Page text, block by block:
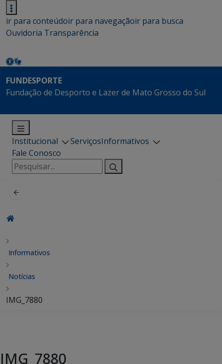
ir para conteúdoir para navegaçãoir para busca
Ouvidoria Transparência
FUNDESPORTE
Fundação de Desporto e Lazer de Mato Grosso do Sul
Institucional ServiçosInformativos
Fale Conosco
Pesquisar
por:
Informativos
Notícias
IMG_7880
IMG_7880